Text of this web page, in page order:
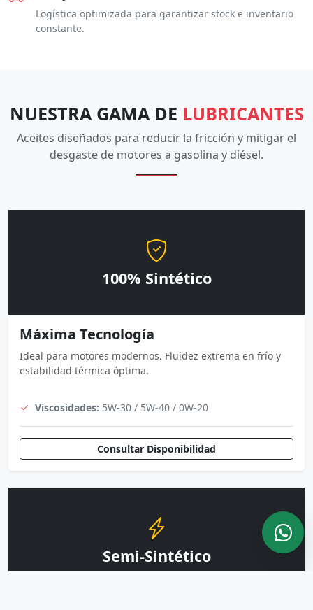
Logística optimizada para garantizar stock e inventario
constante.
NUESTRA GAMA DE LUBRICANTES
Aceites diseñados para reducir la fricción y mitigar el
desgaste de motores a gasolina y diésel.
100% Sintético
Máxima Tecnología
Ideal para motores modernos. Fluidez extrema en frío y
estabilidad térmica óptima.
Viscosidades: 5W-30 / 5W-40 / 0W-20
Consultar Disponibilidad
Semi-Sintético